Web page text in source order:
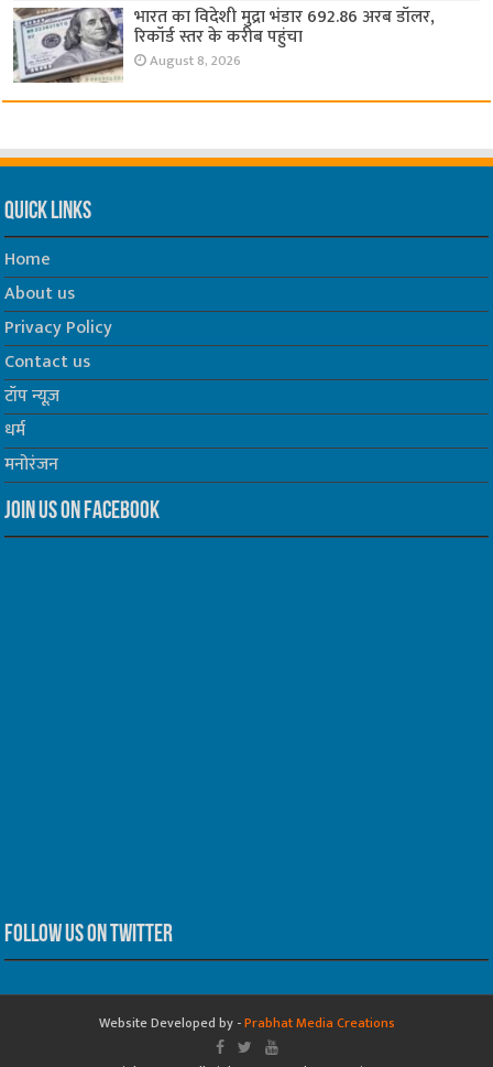
भारत का विदेशी मुद्रा भंडार 692.86 अरब डॉलर,
रिकॉर्ड स्तर के करीब पहुंचा
August 8, 2026
Quick Links
Home
About us
Privacy Policy
Contact us
टॉप न्यूज़
धर्म
मनोरंजन
Join us on Facebook
Follow us on Twitter
Website Developed by -Prabhat Media Creations